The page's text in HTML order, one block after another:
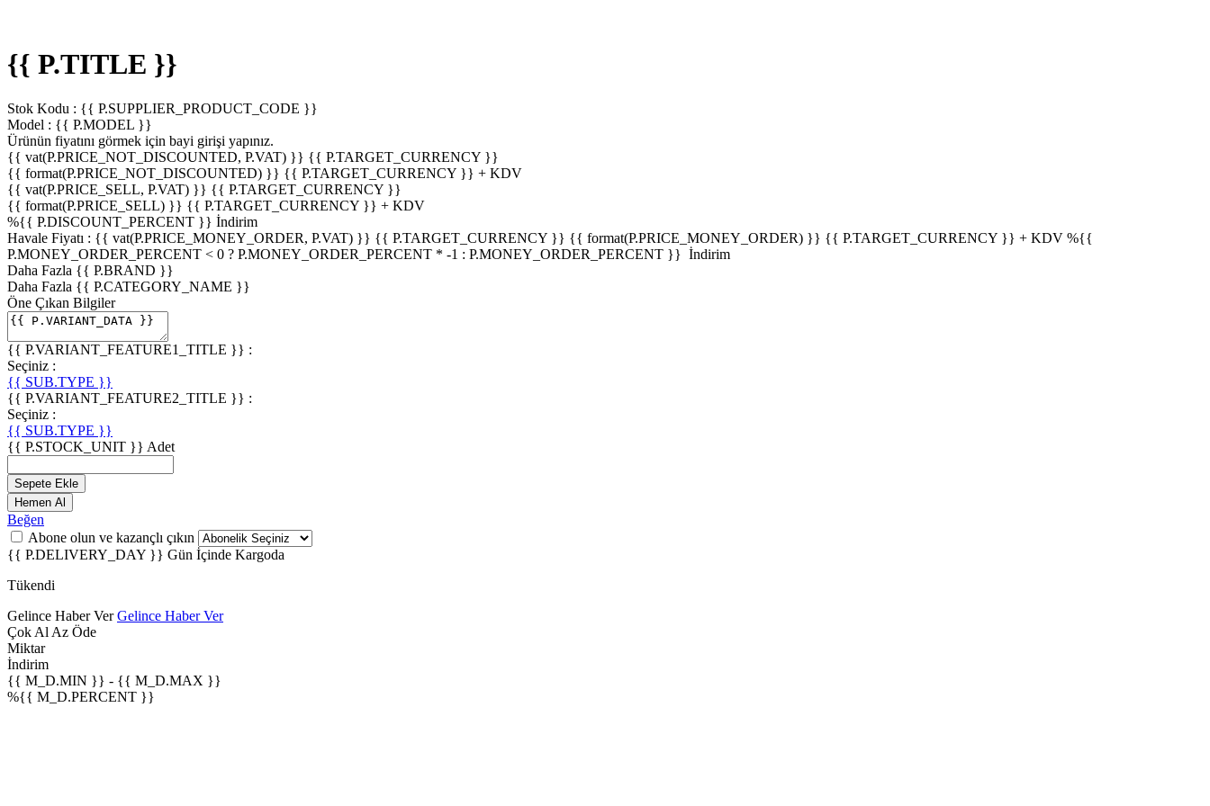
{{ P.TITLE }}
Stok Kodu : {{ P.SUPPLIER_PRODUCT_CODE }}
Model : {{ P.MODEL }}
Ürünün fiyatını görmek için bayi girişi yapınız.
{{ vat(P.PRICE_NOT_DISCOUNTED, P.VAT) }} {{ P.TARGET_CURRENCY }}
{{ format(P.PRICE_NOT_DISCOUNTED) }} {{ P.TARGET_CURRENCY }} + KDV
{{ vat(P.PRICE_SELL, P.VAT) }} {{ P.TARGET_CURRENCY }}
{{ format(P.PRICE_SELL) }} {{ P.TARGET_CURRENCY }} + KDV
%{{ P.DISCOUNT_PERCENT }} İndirim
Havale Fiyatı : {{ vat(P.PRICE_MONEY_ORDER, P.VAT) }} {{ P.TARGET_CURRENCY }} {{ format(P.PRICE_MONEY_ORDER) }} {{ P.TARGET_CURRENCY }} + KDV %{{
P.MONEY_ORDER_PERCENT < 0 ? P.MONEY_ORDER_PERCENT * -1 : P.MONEY_ORDER_PERCENT }} İndirim
Daha Fazla {{ P.BRAND }}
Daha Fazla {{ P.CATEGORY_NAME }}
Öne Çıkan Bilgiler
{{ P.VARIANT_FEATURE1_TITLE }} :
Seçiniz :
{{ SUB.TYPE }}
{{ P.VARIANT_FEATURE2_TITLE }} :
Seçiniz :
{{ SUB.TYPE }}
{{ P.STOCK_UNIT }} Adet
Sepete Ekle
Hemen Al
Beğen
Abone olun ve kazançlı çıkın
{{ P.DELIVERY_DAY }} Gün İçinde Kargoda
Tükendi
Gelince Haber Ver Gelince Haber Ver
Çok Al Az Öde
Miktar
İndirim
{{ M_D.MIN }} - {{ M_D.MAX }}
%{{ M_D.PERCENT }}